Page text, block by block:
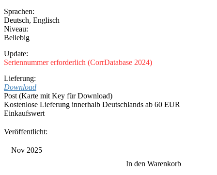
Sprachen:
Deutsch, Englisch
Niveau:
Beliebig
Update:
Seriennummer erforderlich (CorrDatabase 2024)
Lieferung:
Download
Post (Karte mit Key für Download)
Kostenlose Lieferung innerhalb Deutschlands ab 60 EUR
Einkaufswert
Veröffentlicht:
Nov 2025
In den Warenkorb